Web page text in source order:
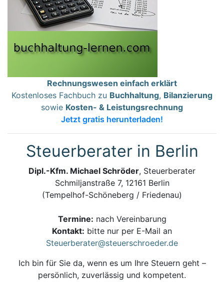
Rechnungswesen einfach erklärt
Kostenloses Fachbuch zu Buchhaltung, Bilanzierung
sowie Kosten- & Leistungsrechnung
Jetzt gratis herunterladen!
Steuerberater in Berlin
Dipl.-Kfm. Michael Schröder, Steuerberater
Schmiljanstraße 7, 12161 Berlin
(Tempelhof-Schöneberg / Friedenau)
Termine: nach Vereinbarung
Kontakt: bitte nur per E-Mail an
Steuerberater@steuerschroeder.de
Ich bin für Sie da, wenn es um Ihre Steuern geht –
persönlich, zuverlässig und kompetent.